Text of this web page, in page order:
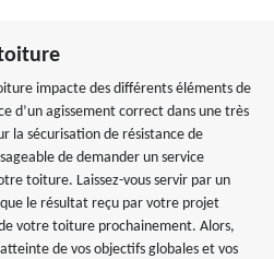
impacte des différents éléments de
d’un agissement correct dans une très
la sécurisation de résistance de
de demander un service
toiture. Laissez-vous servir par un
le résultat reçu par votre projet
votre toiture prochainement. Alors,
de vos objectifs globales et vos